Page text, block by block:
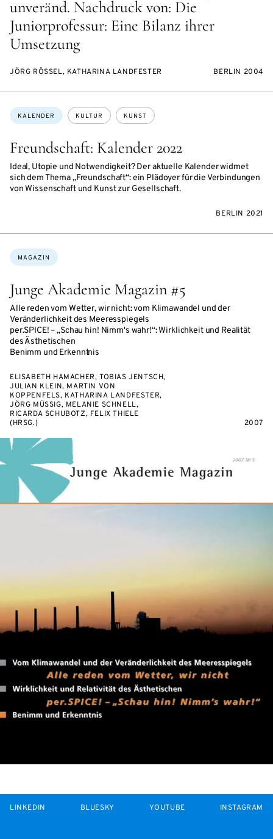
unveränd. Nachdruck von: Die
Juniorprofessur: Eine Bilanz ihrer
Umsetzung
JÖRG RÖSSEL, KATHARINA LANDFESTER BERLIN 2004
Freundschaft: Kalender 2022
Ideal, Utopie und Notwendigkeit? Der aktuelle Kalender widmet
sich dem Thema „Freundschaft“: ein Plädoyer für die Verbindungen
von Wissenschaft und Kunst zur Gesellschaft.
Themen:
KALENDER KULTUR KUNST
BERLIN 2021
Junge Akademie Magazin #5
Alle reden vom Wetter, wir nicht: vom Klimawandel und der
Veränderlichkeit des Meeresspiegels
per.SPICE! – „Schau hin! Nimm's wahr!“: Wirklichkeit und Realität
des Ästhetischen
Benimm und Erkenntnis
Themen:
MAGAZIN
ELISABETH HAMACHER, TOBIAS JENTSCH,
JULIAN KLEIN, MARTIN VON
KOPPENFELS, KATHARINA LANDFESTER,
JÖRG MÜSSIG, MELANIE SCHNELL,
RICARDA SCHUBOTZ, FELIX THIELE
(HRSG.)
2007
LINKEDIN BLUESKY YOUTUBE INSTAGRAM